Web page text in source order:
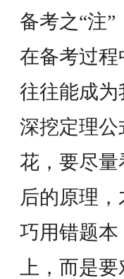
备考之“注
在备考过
往往能成为
深挖定理
花，要尽
后的原理
巧用错题
上，而是